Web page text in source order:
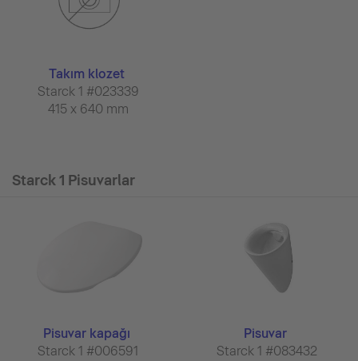
Takım klozet
Starck 1 #023339
415 x 640 mm
Starck 1 Pisuvarlar
Pisuvar kapağı
Starck 1 #006591
Pisuvar
Starck 1 #083432